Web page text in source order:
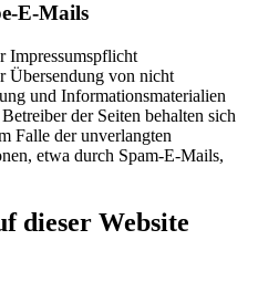
E-Mails
Impressumspflicht
Übersendung von nicht
und Informationsmaterialien
der Seiten behalten sich
Falle der unverlangten
etwa durch Spam-E-Mails,
dieser Website